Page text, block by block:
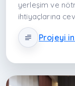
yerleşim ve
ihtiyaçlarına
Oda; uyku,
şekildeProjeyi